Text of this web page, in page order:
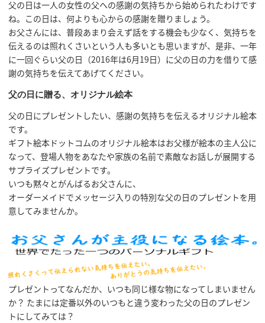
父の日は一人の女性の父への感謝の気持ちから始められたわけです
ね。この日は、何よりも心からの感謝を贈りましょう。
お父さんには、普段あまり会えず話をする機会も少なく、気持ちを
伝えるのは照れくさいという人も多いとも思いますが、是非、一年
に一回ぐらい父の日（2016年は6月19日）に父の日の力を借りて感
謝の気持ちを伝えてあげてください。
父の日に贈る、オリジナル絵本
父の日にプレゼントしたい、感謝の気持ちを伝えるオリジナル絵本
です。
ギフト絵本ドットコムのオリジナル絵本はお父様が絵本の主人公に
なって、登場人物をあなたや家族の名前で素敵なお話しが展開する
サプライズプレゼントです。
いつも黙々とがんばるお父さんに、
オーダーメイドでメッセージ入りの特別な父の日のプレゼントを用
意してみませんか。
プレゼントってなんだか、いつも同じ様な物になってしまいません
か？ たまには定番以外のいつもと違う変わった父の日のプレゼン
トにしてみては？